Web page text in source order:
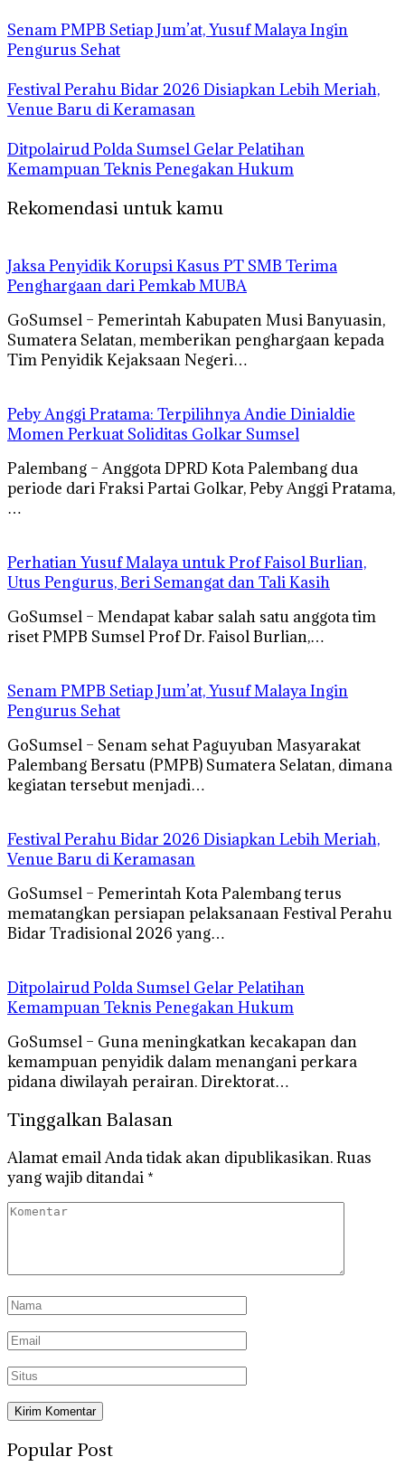
Senam PMPB Setiap Jum’at, Yusuf Malaya Ingin
Pengurus Sehat
Festival Perahu Bidar 2026 Disiapkan Lebih Meriah,
Venue Baru di Keramasan
Ditpolairud Polda Sumsel Gelar Pelatihan
Kemampuan Teknis Penegakan Hukum
Rekomendasi untuk kamu
Jaksa Penyidik Korupsi Kasus PT SMB Terima
Penghargaan dari Pemkab MUBA
GoSumsel – Pemerintah Kabupaten Musi Banyuasin,
Sumatera Selatan, memberikan penghargaan kepada
Tim Penyidik Kejaksaan Negeri…
Peby Anggi Pratama: Terpilihnya Andie Dinialdie
Momen Perkuat Soliditas Golkar Sumsel
Palembang – Anggota DPRD Kota Palembang dua
periode dari Fraksi Partai Golkar, Peby Anggi Pratama,
…
Perhatian Yusuf Malaya untuk Prof Faisol Burlian,
Utus Pengurus, Beri Semangat dan Tali Kasih
GoSumsel – Mendapat kabar salah satu anggota tim
riset PMPB Sumsel Prof Dr. Faisol Burlian,…
Senam PMPB Setiap Jum’at, Yusuf Malaya Ingin
Pengurus Sehat
GoSumsel – Senam sehat Paguyuban Masyarakat
Palembang Bersatu (PMPB) Sumatera Selatan, dimana
kegiatan tersebut menjadi…
Festival Perahu Bidar 2026 Disiapkan Lebih Meriah,
Venue Baru di Keramasan
GoSumsel – Pemerintah Kota Palembang terus
mematangkan persiapan pelaksanaan Festival Perahu
Bidar Tradisional 2026 yang…
Ditpolairud Polda Sumsel Gelar Pelatihan
Kemampuan Teknis Penegakan Hukum
GoSumsel – Guna meningkatkan kecakapan dan
kemampuan penyidik dalam menangani perkara
pidana diwilayah perairan. Direktorat…
Tinggalkan Balasan
Alamat email Anda tidak akan dipublikasikan.Ruas
yang wajib ditandai *
Popular Post